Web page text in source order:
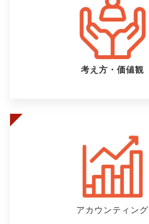
考え方・価値観
アカウンティング